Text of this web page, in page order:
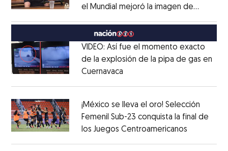
el Mundial mejoró la imagen de
MéxicoOpens in new window
VIDEO: Así fue el momento exacto
de la explosión de la pipa de gas en
Cuernavaca
¡México se lleva el oro! Selección
Femenil Sub-23 conquista la final de
los Juegos Centroamericanos